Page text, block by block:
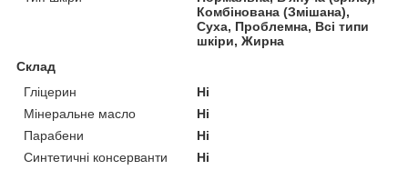
Комбінована (Змішана),
Суха, Проблемна, Всі типи
шкіри, Жирна
Склад
Гліцерин
Ні
Мінеральне масло
Ні
Парабени
Ні
Синтетичні консерванти
Ні